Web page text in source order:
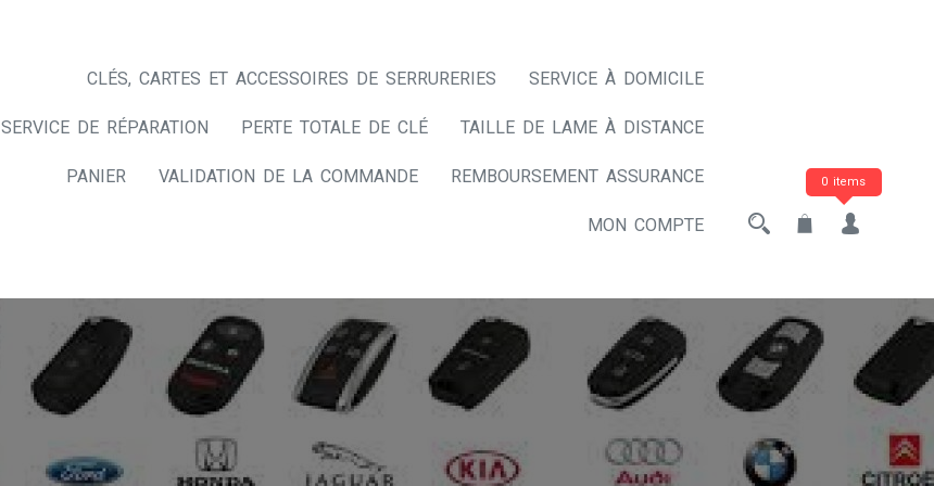
CLÉS, CARTES ET ACCESSOIRES DE SERRURERIES SERVICE À DOMICILE
SERVICE DE RÉPARATION PERTE TOTALE DE CLÉ TAILLE DE LAME À DISTANCE
PANIER VALIDATION DE LA COMMANDE REMBOURSEMENT ASSURANCE
MON COMPTE
0 items